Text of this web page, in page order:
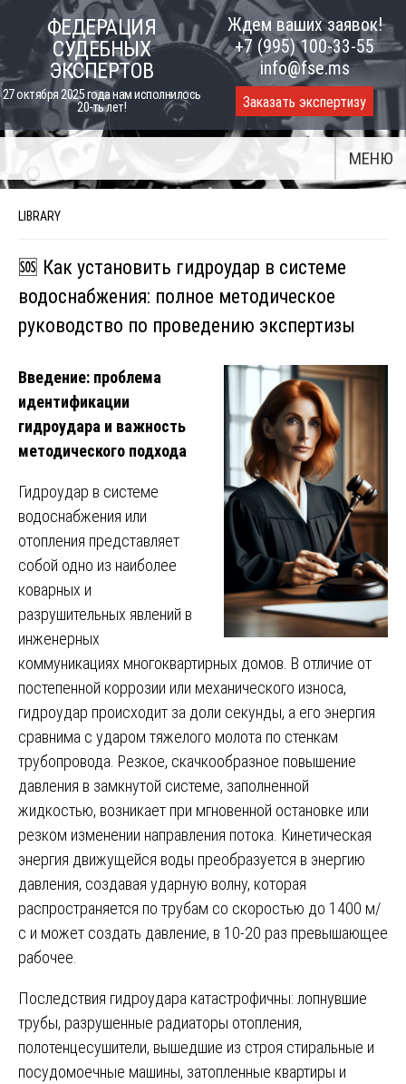
content
ФЕДЕРАЦИЯ
СУДЕБНЫХ
ЭКСПЕРТОВ
27 октября 2025 года нам исполнилось
20-ть лет!
Ждем ваших заявок!
+7 (995) 100-33-55
info@fse.ms
Заказать экспертизу
МЕНЮ
LIBRARY
🆘 Как установить гидроудар в системе
водоснабжения: полное методическое
руководство по проведению экспертизы
Введение: проблема
идентификации
гидроудара и важность
методического подхода
Гидроудар в системе
водоснабжения или
отопления представляет
собой одно из наиболее
коварных и
разрушительных явлений в
инженерных
коммуникациях многоквартирных домов. В отличие от
постепенной коррозии или механического износа,
гидроудар происходит за доли секунды, а его энергия
сравнима с ударом тяжелого молота по стенкам
трубопровода. Резкое, скачкообразное повышение
давления в замкнутой системе, заполненной
жидкостью, возникает при мгновенной остановке или
резком изменении направления потока. Кинетическая
энергия движущейся воды преобразуется в энергию
давления, создавая ударную волну, которая
распространяется по трубам со скоростью до 1400 м/
с и может создать давление, в 10-20 раз превышающее
рабочее.
Последствия гидроудара катастрофичны: лопнувшие
трубы, разрушенные радиаторы отопления,
полотенцесушители, вышедшие из строя стиральные и
посудомоечные машины, затопленные квартиры и